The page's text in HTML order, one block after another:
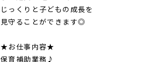
じっくりと子どもの成長を
見守ることができます◎
★お仕事内容★
保育補助業務♪